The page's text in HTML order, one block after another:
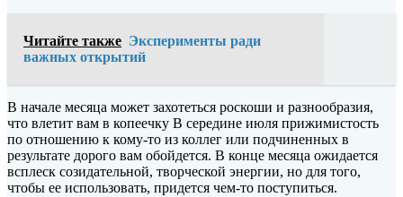
Читайте также Эксперименты ради
важных открытий
В начале месяца может захотеться роскоши и разнообразия,
что влетит вам в копеечку В середине июля прижимистость
по отношению к кому-то из коллег или подчиненных в
результате дорого вам обойдется. В конце месяца ожидается
всплеск созидательной, творческой энергии, но для того,
чтобы ее использовать, придется чем-то поступиться.